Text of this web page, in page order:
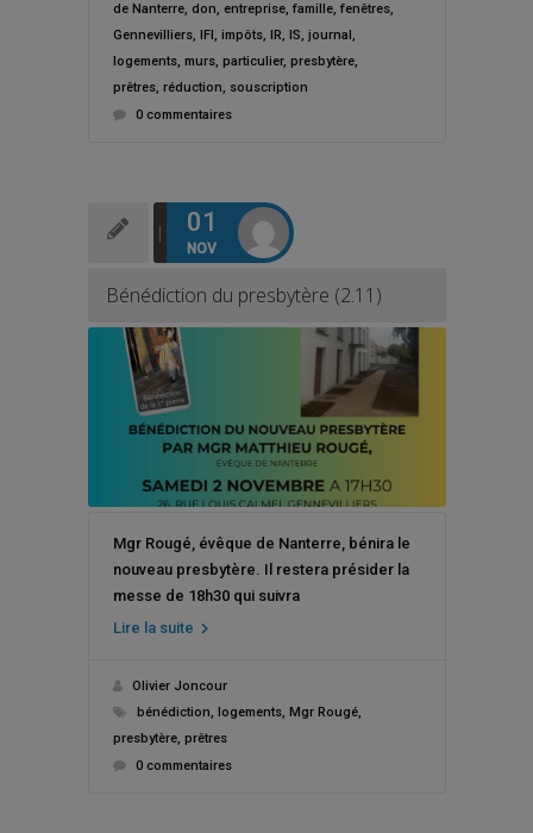
de Nanterre, don, entreprise, famille, fenêtres,
Gennevilliers, IFI, impôts, IR, IS, journal,
logements, murs, particulier, presbytère,
prêtres, réduction, souscription
0 commentaires
01
NOV
Bénédiction du presbytère (2.11)
Mgr Rougé, évêque de Nanterre, bénira le
nouveau presbytère. Il restera présider la
messe de 18h30 qui suivra
Lire la suite
Olivier Joncour
bénédiction logements, Mgr Rougé,
presbytère, prêtres
0 commentaires